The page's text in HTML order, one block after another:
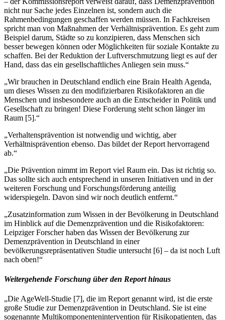
nicht nur Sache jedes Einzelnen ist, sondern auch die
Rahmenbedingungen geschaffen werden müssen. In Fachkreisen
spricht man von Maßnahmen der Verhältnisprävention. Es geht zum
Beispiel darum, Städte so zu konzipieren, dass Menschen sich
besser bewegen können oder Möglichkeiten für soziale Kontakte zu
schaffen. Bei der Reduktion der Luftverschmutzung liegt es auf der
Hand, dass das ein gesellschaftliches Anliegen sein muss.“
„Wir brauchen in Deutschland endlich eine Brain Health Agenda,
um dieses Wissen zu den modifizierbaren Risikofaktoren an die
Menschen und insbesondere auch an die Entscheider in Politik und
Gesellschaft zu bringen! Diese Forderung steht schon länger im
Raum [5].“
„Verhaltensprävention ist notwendig und wichtig, aber
Verhältnisprävention ebenso. Das bildet der Report hervorragend
ab.“
„Die Prävention nimmt im Report viel Raum ein. Das ist richtig so.
Das sollte sich auch entsprechend in unseren Initiativen und in der
weiteren Forschung und Forschungsförderung anteilig
widerspiegeln. Davon sind wir noch deutlich entfernt.“
„Zusatzinformation zum Wissen in der Bevölkerung in Deutschland
im Hinblick auf die Demenzprävention und die Risikofaktoren:
Leipziger Forscher haben das Wissen der Bevölkerung zur
Demenzprävention in Deutschland in einer
bevölkerungsrepräsentativen Studie untersucht [6] – da ist noch Luft
nach oben!“
Weitergehende Forschung über den Report hinaus
„Die AgeWell-Studie [7], die im Report genannt wird, ist die erste
große Studie zur Demenzprävention in Deutschland. Sie ist eine
sogenannte Multikomponentenintervention für Risikopatienten, das